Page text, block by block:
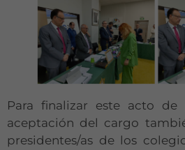
Para finalizar este acto
aceptación del cargo
presidentes/as de los